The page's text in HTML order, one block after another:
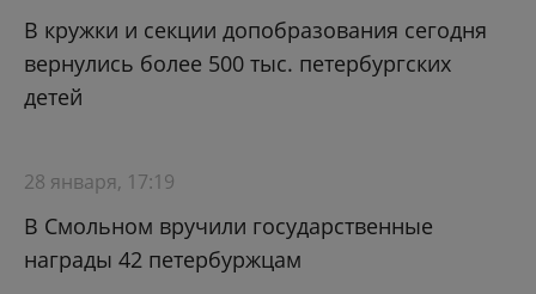
В кружки и секции допобразования сегодня
вернулись более 500 тыс. петербургских
детей
28 января, 17:19
В Смольном вручили государственные
награды 42 петербуржцам